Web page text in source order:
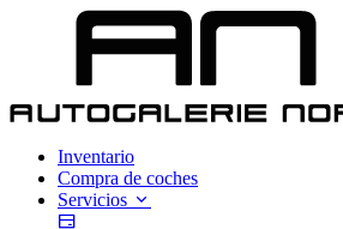
Inventario
Compra de coches
Servicios